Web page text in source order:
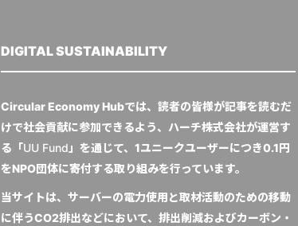
DIGITAL SUSTAINABILITY
Circular Economy Hubでは、読者の皆様が記事を読むだ
けで社会貢献に参加できるよう、ハーチ株式会社が運営す
る「UU Fund 」を通じて、1ユニークユーザーにつき0.1円
をNPO団体に寄付する取り組みを行っています。
当サイトは、サーバーの電力使用と取材活動のための移動
に伴うCO2排出などにおいて、排出削減およびカーボン・